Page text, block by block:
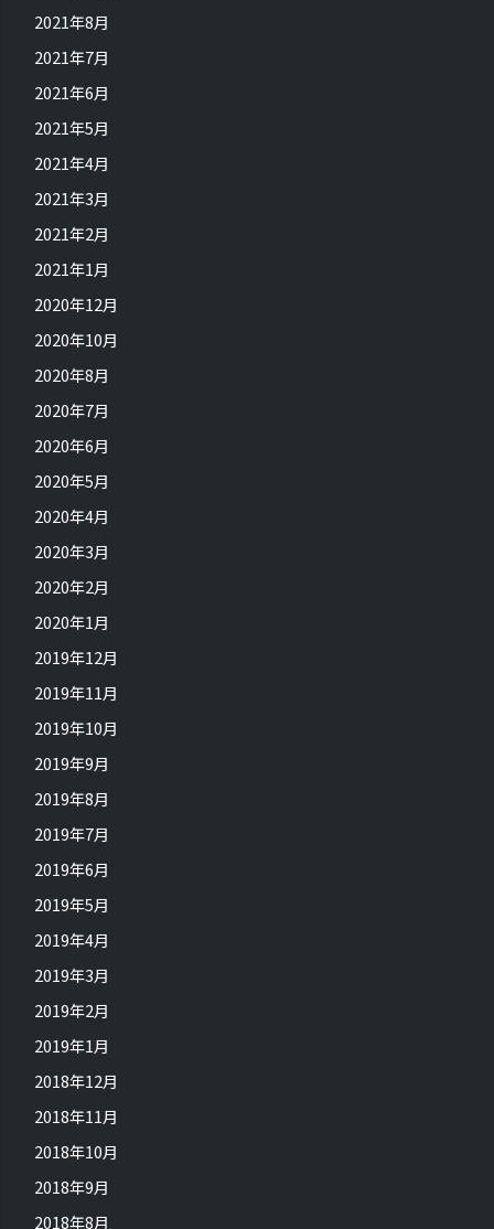
2021年8月
2021年7月
2021年6月
2021年5月
2021年4月
2021年3月
2021年2月
2021年1月
2020年12月
2020年10月
2020年8月
2020年7月
2020年6月
2020年5月
2020年4月
2020年3月
2020年2月
2020年1月
2019年12月
2019年11月
2019年10月
2019年9月
2019年8月
2019年7月
2019年6月
2019年5月
2019年4月
2019年3月
2019年2月
2019年1月
2018年12月
2018年11月
2018年10月
2018年9月
2018年8月